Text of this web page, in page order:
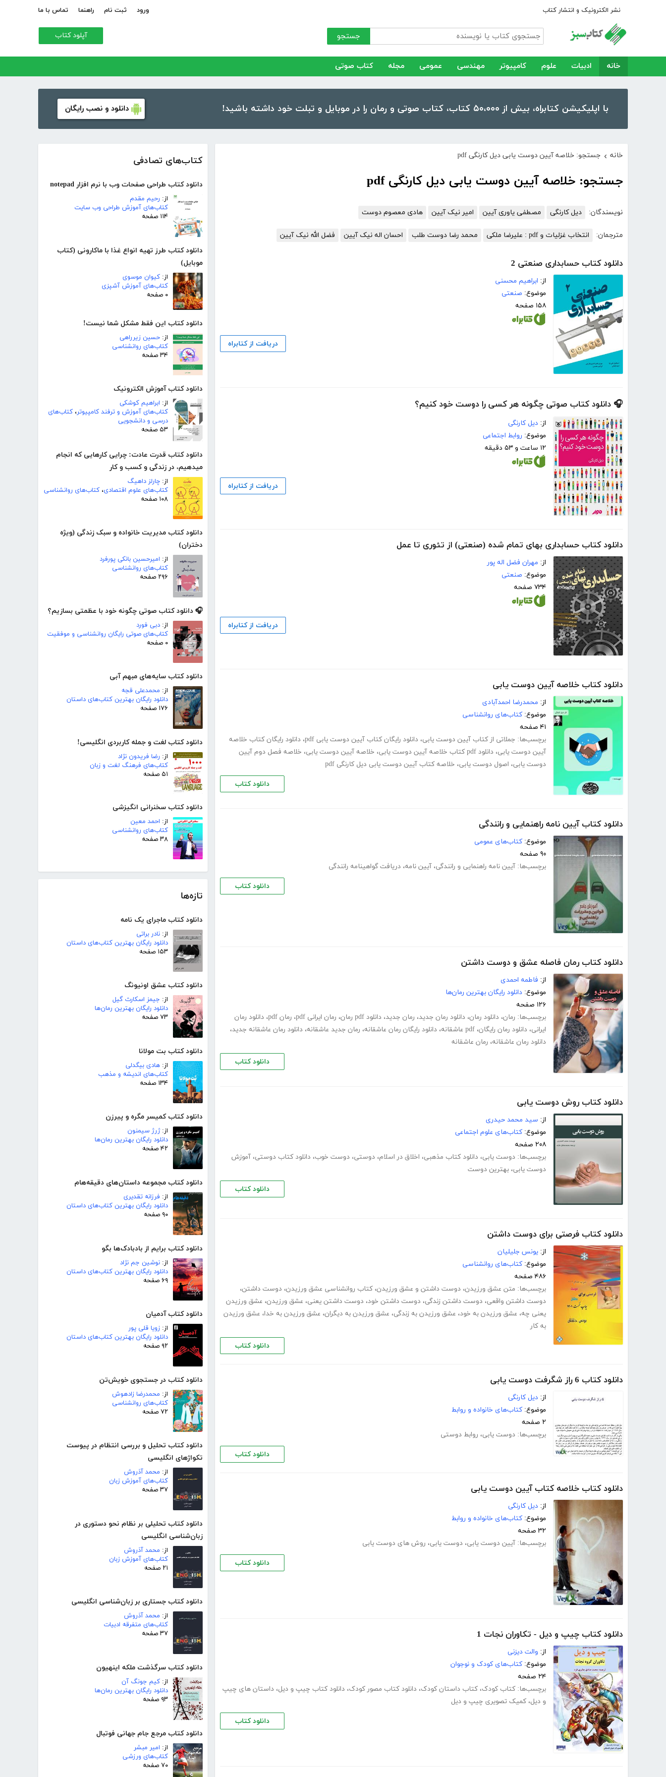
نشر الکترونیک و انتشار کتاب ورود ثبت نام راهنما تماس با ما
جستجو آپلود کتاب
خانه ادبیات علوم کامپیوتر مهندسی عمومی مجله کتاب صوتی
با اپلیکیشن کتابراه، بیش از ۵۰،۰۰۰ کتاب، کتاب صوتی و رمان را در موبایل و تبلت خود داشته باشید! دانلود و نصب رایگان
کتاب‌های تصادفی
دانلود کتاب طراحی صفحات وب با نرم افزار notepad
از: رحیم مقدم
کتاب‌های آموزش طراحی وب سایت
۱۱۴ صفحه
دانلود کتاب طرز تهیه انواع غذا با ماکارونی (کتاب
موبایل)
از: کیوان موسوی
کتاب‌های آموزش آشپزی
۰ صفحه
دانلود کتاب این فقط مشکل شما نیست!
از: حسین زیرراهی
کتاب‌های روانشناسی
۳۴ صفحه
دانلود کتاب آموزش الکترونیک
از: ابراهیم کوشکی
کتاب‌های آموزش و ترفند کامپیوتر، کتاب‌های
درسی و دانشجویی
۵۳ صفحه
دانلود کتاب قدرت عادت: چرایی کارهایی که انجام
میدهیم، در زندگی و کسب و کار
از: چارلز داهیگ
کتاب‌های علوم اقتصادی، کتاب‌های روانشناسی
۱۰۸ صفحه
دانلود کتاب مدیریت خانواده و سبک زندگی (ویژه
دختران)
از: امیرحسین بانکی پورفرد
کتاب‌های روانشناسی
۲۹۶ صفحه
🎧 دانلود کتاب صوتی چگونه خود با عظمتی بسازیم؟
از: دبی فورد
کتاب‌های صوتی رایگان روانشناسی و موفقیت
۰ صفحه
دانلود کتاب سایه‌های مبهم آبی
از: محمدعلی قجه
دانلود رایگان بهترین کتاب‌های داستان
۱۷۶ صفحه
دانلود کتاب لغت و جمله کاربردی انگلیسی!
از: رضا فریدون نژاد
کتاب‌های فرهنگ لغت و زبان
۵۱ صفحه
دانلود کتاب سخنرانی انگیزشی
از: احمد معین
کتاب‌های روانشناسی
۳۸ صفحه
تازه‌ها
دانلود کتاب ماجرای یک نامه
از: نادر براتی
دانلود رایگان بهترین کتاب‌های داستان
۱۵۳ صفحه
دانلود کتاب عشق اونیونگ
از: جیمز اسکارث گیل
دانلود رایگان بهترین رمان‌ها
۷۳ صفحه
دانلود کتاب بت مولانا
از: هادی بیگدلی
کتاب‌های اندیشه و مذهب
۱۳۴ صفحه
دانلود کتاب کمیسر مگره و پیرزن
از:ژرژ سیمنون
دانلود رایگان بهترین رمان‌ها
۴۲ صفحه
دانلود کتاب مجموعه داستان‌های دقیقه‌هام
از: فرزانه تقدیری
دانلود رایگان بهترین کتاب‌های داستان
۹۰ صفحه
دانلود کتاب برایم از بادبادک‌ها بگو
از: نوشین جم نژاد
دانلود رایگان بهترین کتاب‌های داستان
۶۹ صفحه
دانلود کتاب آدمیان
از: زویا قلی پور
دانلود رایگان بهترین کتاب‌های داستان
۹۲ صفحه
دانلود کتاب در جستجوی خویش‌تن
از: محمدرضا زادهوش
کتاب‌های روانشناسی
۷۲ صفحه
دانلود کتاب تحلیل و بررسی انتظام در پیوست
تکواژهای انگلیسی
از: محمد آذروش
کتاب‌های آموزش زبان
۳۷ صفحه
دانلود کتاب تحلیلی بر نظام نحو دستوری در
زبان‌شناسی انگلیسی
از: محمد آذروش
کتاب‌های آموزش زبان
۲۱ صفحه
دانلود کتاب جستاری بر زبان‌شناسی انگلیسی
از: محمد آذروش
کتاب‌های متفرقه ادبیات
۳۷ صفحه
دانلود کتاب سرگذشت ملکه اینهیون
از: کیم جونگ آن
دانلود رایگان بهترین رمان‌ها
۹۳ صفحه
دانلود کتاب مرجع جام جهانی فوتبال
از: امیر مبشر
کتاب‌های ورزشی
۷۰ صفحه
خانه › جستجو: خلاصه آیین دوست یابی دیل کارنگی pdf
جستجو: خلاصه آیین دوست یابی دیل کارنگی pdf
نویسندگان: دیل کارنگی مصطفی یاوری آیین امیر نیک آیین هادی معصوم دوست
مترجمان: انتخاب غزلیات و pdf : علیرضا ملکی محمد رضا دوست طلب احسان اله نیک آیین فضل الله نیک آیین
دانلود کتاب حسابداری صنعتی 2
از: ابراهیم محسنی
موضوع: صنعتی
۱۵۸ صفحه
دریافت از کتابراه
🎧 دانلود کتاب صوتی چگونه هر کسی را دوست خود کنیم؟
از: دیل کارنگی
موضوع: روابط اجتماعی
۱۲ ساعت و ۵۳ دقیقه
دریافت از کتابراه
دانلود کتاب حسابداری بهای تمام شده (صنعتی) از تئوری تا عمل
از: مهران فضل اله پور
موضوع: صنعتی
۷۳۴ صفحه
دریافت از کتابراه
دانلود کتاب خلاصه آیین دوست یابی
از: محمدرضا احمدآبادی
موضوع: کتاب‌های روانشناسی
۴۱ صفحه
برچسب‌ها: جملاتی از کتاب آیین دوست یابی، دانلود رایگان کتاب آیین دوست یابی pdf ، دانلود رایگان کتاب خلاصه
آیین دوست یابی، دانلود pdf کتاب خلاصه آیین دوست یابی ، خلاصه آیین دوست یابی، خلاصه فصل دوم آیین
دوست یابی، اصول دوست یابی، خلاصه کتاب آیین دوست یابی دیل کارنگی pdf
دانلود کتاب
دانلود کتاب آیین نامه راهنمایی و رانندگی
موضوع: کتاب‌های عمومی
۹۰ صفحه
برچسب‌ها: آیین نامه راهنمایی و رانندگی، آیین نامه، دریافت گواهینامه رانندگی
دانلود کتاب
دانلود کتاب رمان فاصله عشق و دوست داشتن
از: فاطمه احمدی
موضوع: دانلود رایگان بهترین رمان‌ها
۱۲۶ صفحه
برچسب‌ها: رمان، دانلود رمان، دانلود رمان جدید، رمان جدید، دانلود pdf رمان ، رمان ایرانی pdf ، رمان pdf ، دانلود رمان
ایرانی، دانلود رمان رایگان، pdf عاشقانه ، دانلود رایگان رمان عاشقانه، رمان جدید عاشقانه، دانلود رمان عاشقانه جدید،
دانلود رمان عاشقانه، رمان عاشقانه
دانلود کتاب
دانلود کتاب روش دوست یابی
از: سید محمد حیدری
موضوع: کتاب‌های علوم اجتماعی
۲۰۸ صفحه
برچسب‌ها: دوست یابی، دانلود کتاب مذهبی، اخلاق در اسلام، دوستی، دوست خوب، دانلود کتاب دوستی، آموزش
دوست یابی، بهترین دوست
دانلود کتاب
دانلود کتاب فرصتی برای دوست داشتن
از: یونس جلیلیان
موضوع: کتاب‌های روانشناسی
۴۸۶ صفحه
برچسب‌ها: متن عشق ورزیدن، دوست داشتن و عشق ورزیدن، کتاب روانشناسی عشق ورزیدن، دوست داشتن،
دوست داشتن واقعی، دوست داشتن زندگی، دوست داشتن خود، دوست داشتن یعنی، عشق ورزیدن، عشق ورزیدن
یعنی چه، عشق ورزیدن به خود، عشق ورزیدن به زندگی، عشق ورزیدن به دیگران، عشق ورزیدن به خدا، عشق ورزیدن
به کار
دانلود کتاب
دانلود کتاب 6 راز شگرفت دوست یابی
از: دیل کارنگی
موضوع: کتاب‌های خانواده و روابط
۲ صفحه
برچسب‌ها: دوست یابی، روابط دوستی
دانلود کتاب
دانلود کتاب خلاصه کتاب آیین دوست یابی
از: دیل کارنگی
موضوع: کتاب‌های خانواده و روابط
۳۲ صفحه
برچسب‌ها: آیین دوست یابی، دوست یابی، روش های دوست یابی
دانلود کتاب
دانلود کتاب چیپ و دیل - تکاوران نجات 1
از: والت دیزنی
موضوع: کتاب‌های کودک و نوجوان
۲۴ صفحه
برچسب‌ها: کتاب کودک، کتاب داستان کودک، دانلود کتاب مصور کودک، دانلود کتاب چیپ و دیل، داستان های چیپ
و دیل، کمیک تصویری چیپ و دیل
دانلود کتاب